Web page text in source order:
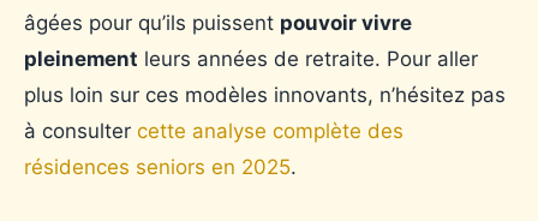
âgées pour qu’ils puissent pouvoir vivre
pleinement leurs années de retraite. Pour aller
plus loin sur ces modèles innovants, n’hésitez pas
à consulter cette analyse complète des
résidences seniors en 2025.